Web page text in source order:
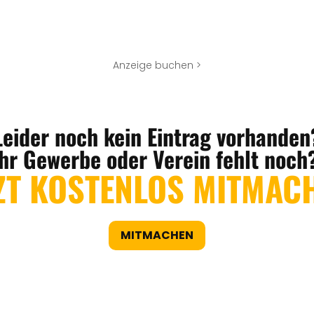
Anzeige buchen >
noch kein Eintrag
Gewerbe oder Verein fehlt
KOSTENLOS
MITMACHEN